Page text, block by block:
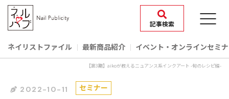
記事検索
ネイリストファイル 最新商品紹介 イベント‧オンラインセミ
【第3期】aikoが教えるニュアンス系インクアート -旬のレシピ編-
2022-10-11 セミナー